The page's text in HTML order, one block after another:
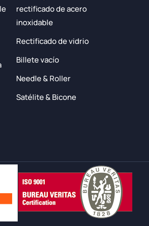
rectificado de acero
inoxidable
Rectificado de vidrio
Billete vacío
Needle & Roller
Satélite & Bicone